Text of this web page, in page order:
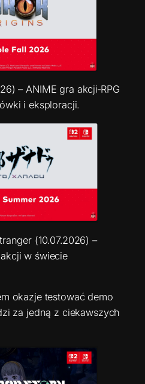
– ANIME gra akcji‑RPG
i eksploracji.
(10.07.2026) –
w świecie
okazje testować demo
za jedną z ciekawszych